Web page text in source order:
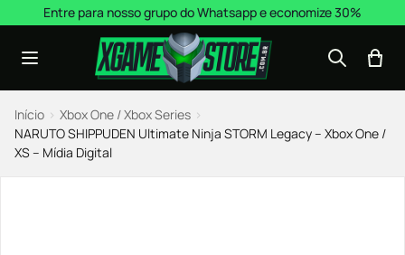
Pular para o conteúdo
Entre para nosso grupo do Whatsapp e economize 30%
Início › Xbox One / Xbox Series ›
NARUTO SHIPPUDEN Ultimate Ninja STORM Legacy – Xbox One /
XS – Mídia Digital